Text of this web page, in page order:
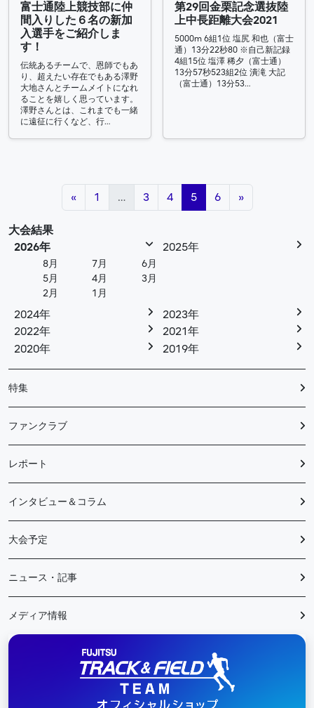
富士通陸上競技部に仲
間入りした６名の新加
入選手をご紹介しま
す！
伝統あるチームで、恩師でもあ
り、超えたい存在でもある澤野
大地さんとチームメイトになれ
ることを嬉しく思っています。
澤野さんとは、これまでも一緒
に遠征に行くなど、行…
第29回金栗記念選抜陸
上中長距離大会2021
5000m 6組1位 塩尻 和也（富士
通）13分22秒80 ※自己新記録
4組15位 塩澤 稀夕（富士通）
13分57秒523組2位 潰滝 大記
（富士通）13分53…
投稿ナビゲーション
« 1 … 3 4 5 6 »
大会結果
2026年
8月 7月
6月
5月
4月
3月
2月
1月
2025年
2024年
2023年
2022年
2021年
2020年
2019年
特集
ファンクラブ
レポート
インタビュー＆コラム
大会予定
ニュース・記事
メディア情報